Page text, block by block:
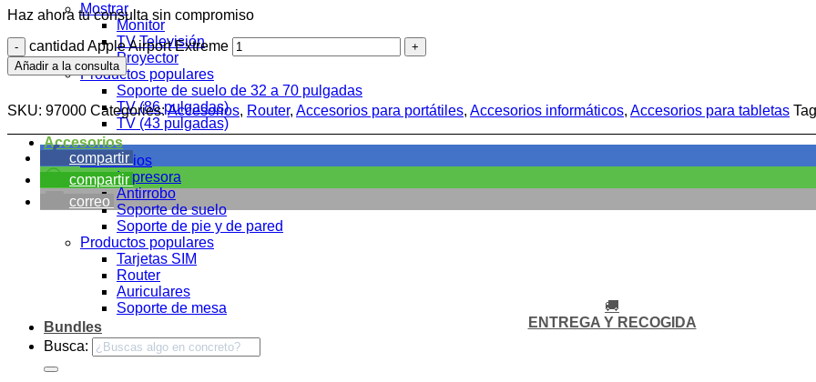
Mostrar
Monitor
TV Televisión
Proyector
Productos populares
Soporte de suelo de 32 a 70 pulgadas
TV (86 pulgadas)
TV (43 pulgadas)
Accesorios
Accesorios
Impresora
Antirrobo
Soporte de suelo
Soporte de pie y de pared
Productos populares
Tarjetas SIM
Router
Auriculares
Soporte de mesa
Bundles
Busca:
Haz ahora tu consulta sin compromiso
cantidad Apple Airport Extreme
Añadir a la consulta
SKU: 97000 Categories:Accesorios, Router, Accesorios para portátiles, Accesorios informáticos, Accesorios para tabletas
compartir
compartir
correo
🚚
ENTREGA Y RECOGIDA